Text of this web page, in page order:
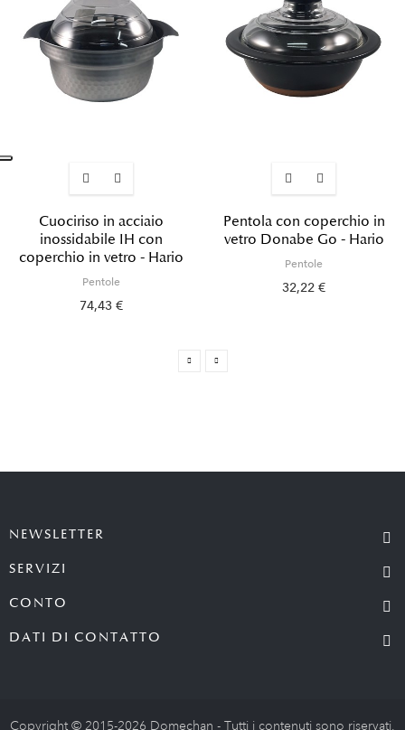
Cuociriso in acciaio
inossidabile IH con
coperchio in vetro - Hario
Pentole
74,43 €
Pentola con coperchio in
vetro Donabe Go - Hario
Pentole
32,22 €
NEWSLETTER
SERVIZI
CONTO
DATI DI CONTATTO
Copyright © 2015-2026 Domechan - Tutti i contenuti sono riservati.